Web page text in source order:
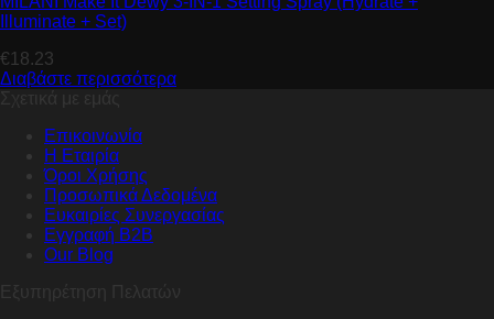
Illuminate + Set)
€18.23
Διαβάστε περισσότερα
Σχετικά με εμάς
Επικοινωνία
Η Εταιρία
Όροι Χρήσης
Προσωπικά Δεδομένα
Ευκαιρίες Συνεργασίας
Εγγραφή B2B
Our Blog
Εξυπηρέτηση Πελατών